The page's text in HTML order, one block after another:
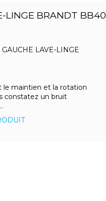
LINGE BRANDT BB40
LAVE-LINGE
le maintien et la rotation
constatez un bruit